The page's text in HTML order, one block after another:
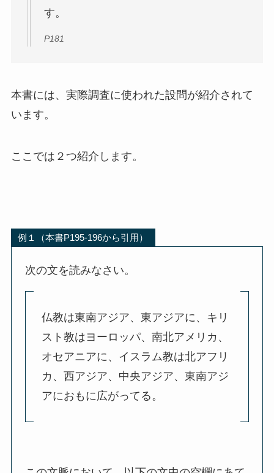
す。
P181
本書には、実際調査に使われた設問が紹介されて
います。
ここでは２つ紹介します。
例１（本書P195-196から引用）
次の文を読みなさい。
仏教は東南アジア、東アジアに、キリ
スト教はヨーロッパ、南北アメリカ、
オセアニアに、イスラム教は北アフリ
カ、西アジア、中央アジア、東南アジ
アにおもに広がってる。